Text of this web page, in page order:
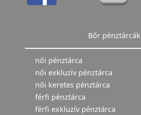
Bőr pénztárcák
női pénztárca
női exkluzív pénztárca
női keretes pénztárca
férfi pénztárca
férfi exkluzív pénztárca